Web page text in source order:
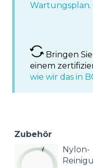
Wartungsplan.
Bringen
einem
wie wir das in
Zubehör
Nylon-